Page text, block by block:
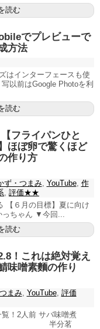
読む
でプレビューで
方法
はインターフェースも使
以前はGoogle Photoを利
読む
フライパンひと
ほぼ卵で驚くほど
作り方
ず・つまみ, YouTube, 作
評価★★
【６月の目標】夏に向け
ちゃん ▼今回...
読む
！これは絶対覚え
味噌素麵の作り
まみ, YouTube, 評価
！2人前 サバ味噌煮
半分茗